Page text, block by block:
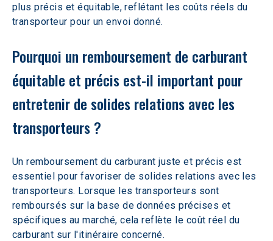
plus précis et équitable, reflétant les coûts réels du
transporteur pour un envoi donné.
Pourquoi un remboursement de carburant
équitable et précis est-il important pour
entretenir de solides relations avec les
transporteurs ?
Un remboursement du carburant juste et précis est
essentiel pour favoriser de solides relations avec les
transporteurs. Lorsque les transporteurs sont
remboursés sur la base de données précises et
spécifiques au marché, cela reflète le coût réel du
carburant sur l'itinéraire concerné.